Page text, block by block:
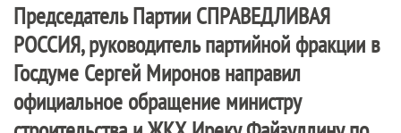
Председатель Партии СПРАВЕДЛИВАЯ
РОССИЯ, руководитель партийной фракции в
Госдуме Сергей Миронов направил
официальное обращение министру